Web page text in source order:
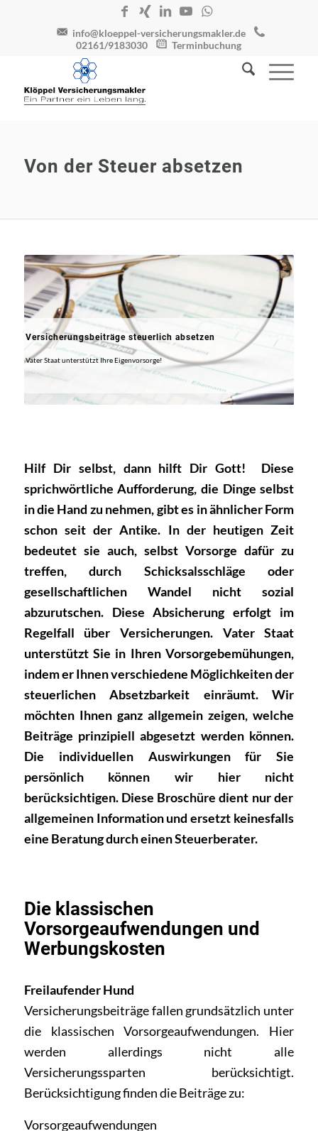
info@kloeppel-versicherungsmakler.de
02161/9183030
Terminbuchung
Von der Steuer absetzen
Versicherungsbeiträge steuerlich absetzen
Vater Staat unterstützt Ihre Eigenvorsorge!
Hilf Dir selbst, dann hilft Dir Gott! Diese
sprichwörtliche Aufforderung, die Dinge selbst
in die Hand zu nehmen, gibtes in ähnlicher Form
schon seit der Antike. In der heutigen Zeit
bedeutet sie auch, selbst Vorsorge dafür zu
treffen,durch Schicksalsschläge oder
gesellschaftlichen Wandel nicht sozial
abzurutschen. Diese Absicherung erfolgt im
Regelfall über Versicherungen. Vater Staat
unterstützt Sie in Ihren Vorsorgebemühungen,
indem er Ihnen verschiedene Möglichkeiten der
steuerlichen Absetzbarkeit einräumt.Wir
möchten Ihnen ganz allgemein zeigen, welche
Beiträge prinzipiell abgesetzt werden können.
Die individuellen Auswirkungen für Sie
persönlich können wir hier nicht
berücksichtigen. Diese Broschüre dient nur der
allgemeinenInformation und ersetzt keinesfalls
eine Beratung durcheinen Steuerberater.
Die klassischen
Vorsorgeaufwendungen und
Werbungskosten
Freilaufender Hund
Versicherungsbeiträge fallen grundsätzlich unter
die klassischen Vorsorgeaufwendungen. Hier
werden allerdings nicht alle
Versicherungssparten berücksichtigt.
Berücksichtigung finden die Beiträge zu:
Vorsorgeaufwendungen